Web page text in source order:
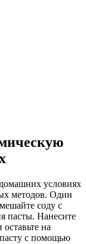
условиях
методов. Один
соду с
пасты. Нанесите
на
пасту с помощью